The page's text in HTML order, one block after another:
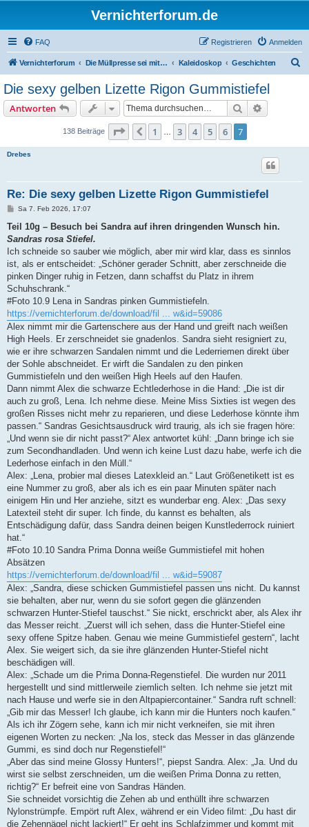
Vernichterforum.de
FAQ Anmelden
Registrieren
Vernichterforum Die Müllpresse sei mit Dir... Kaleidoskop Geschichten
Die sexy gelben Lizette Rigon Gummistiefel
Antworten Suche
138 Beiträge Seite von 7
Vorherige
1 3 4 5 6 7
Drebes
Re: Die sexy gelben Lizette Rigon Gummistiefel
B
i
r
a
Sa 7. Feb 2026, 17:07
Teil 10g – Besuch bei Sandra auf ihren dringenden Wunsch hin.
Sandras rosa Stiefel.
Ich schneide so sauber wie möglich, aber mir wird klar, dass es sinnlos
ist, als er entscheidet: „Schöner gerader Schnitt, aber zerschneide die
pinken Dinger ruhig in Fetzen, dann schaffst du Platz in ihrem
Schuhschrank.“
#Foto 10.9 Lena in Sandras pinken Gummistiefeln.
https://vernichterforum.de/download/fil ... w&id=59086
Alex nimmt mir die Gartenschere aus der Hand und greift nach weißen
High Heels. Er zerschneidet sie gnadenlos. Sandra sieht resigniert zu,
wie er ihre schwarzen Sandalen nimmt und die Lederriemen direkt über
der Sohle abschneidet. Er wirft die Sandalen zu den pinken
Gummistiefeln und den weißen High Heels auf den Haufen.
Dann nimmt Alex die schwarze Echtlederhose in die Hand: „Die ist dir
auch zu groß, Lena. Ich nehme diese. Meine Miss Sixties ist wegen des
großen Risses nicht mehr zu reparieren, und diese Lederhose könnte ihm
passen.“ Sandras Gesichtsausdruck wird traurig, als ich sie fragen höre:
„Und wenn sie dir nicht passt?“ Alex antwortet kühl: „Dann bringe ich sie
zum Secondhandladen. Und wenn ich keine Lust dazu habe, werfe ich die
Lederhose einfach in den Müll.“
Alex: „Lena, probier mal dieses Latexkleid an.“ Laut Größenetikett ist es
eine Nummer zu groß, aber als ich es ein paar Minuten später nach
einigem Hin und Her anziehe, sitzt es wunderbar eng. Alex: „Das sexy
Latexteil steht dir super. Ich finde, du kannst es behalten, als
Entschädigung dafür, dass Sandra deinen beigen Kunstlederrock ruiniert
hat.“
#Foto 10.10 Sandra Prima Donna weiße Gummistiefel mit hohen
Absätzen
https://vernichterforum.de/download/fil ... w&id=59087
Alex: „Sandra, diese schicken Gummistiefel passen uns nicht. Du kannst
sie behalten, aber nur, wenn du sie sofort gegen die glänzenden
schwarzen Hunter-Stiefel tauschst.“ Sie nickt, erschrickt aber, als Alex ihr
das Messer reicht. „Zuerst will ich sehen, dass die Hunter-Stiefel eine
sexy offene Spitze haben. Genau wie meine Gummistiefel gestern“, lacht
Alex. Sie weigert sich, da sie ihre glänzenden Hunter-Stiefel nicht
beschädigen will.
Alex: „Schade um die Prima Donna-Regenstiefel. Die wurden nur 2011
hergestellt und sind mittlerweile ziemlich selten. Ich nehme sie jetzt mit
nach Hause und werfe sie in den Altpapiercontainer.“ Sandra ruft schnell:
„Gib mir das Messer! Ich glaube, ich kann mir die Hunters noch kaufen.“
Als ich ihr Zögern sehe, kann ich mir nicht verkneifen, sie mit ihren
eigenen Worten zu necken: „Na los, steck das Messer in das glänzende
Gummi, es sind doch nur Regenstiefel!“
„Aber das sind meine Glossy Hunters!“, piepst Sandra. Alex: „Ja. Und du
wirst sie selbst zerschneiden, um die weißen Prima Donna zu retten,
richtig?“ Er befreit eine von Sandras Händen.
Sie schneidet vorsichtig die Zehen ab und enthüllt ihre schwarzen
Nylonstrümpfe. Empört ruft Alex, während er ein Video filmt: „Du hast dir
die Zehennägel nicht lackiert!“ Er geht ins Schlafzimmer und kommt mit